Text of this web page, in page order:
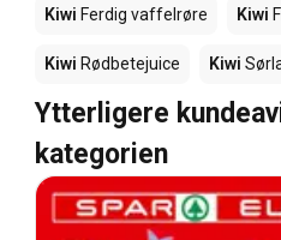
Kiwi Ferdig vaffelrøre Kiwi
Kiwi Rødbetejuice Kiwi
Ytterligere
kategorien